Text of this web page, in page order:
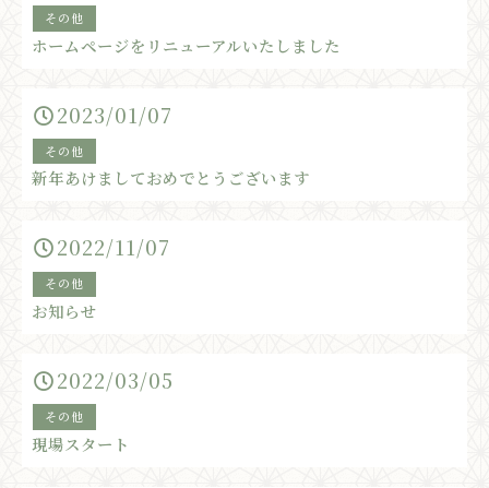
その他
ホームページをリニューアルいたしました
2023/01/07
その他
新年あけましておめでとうございます
2022/11/07
その他
お知らせ
2022/03/05
その他
現場スタート